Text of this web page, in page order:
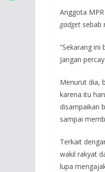
Anggota
gadget sebab
“Sekarang ini
Jangan
Menurut dia,
karena itu
disampaikan
sampai
Terkait
wakil rakyat
lupa